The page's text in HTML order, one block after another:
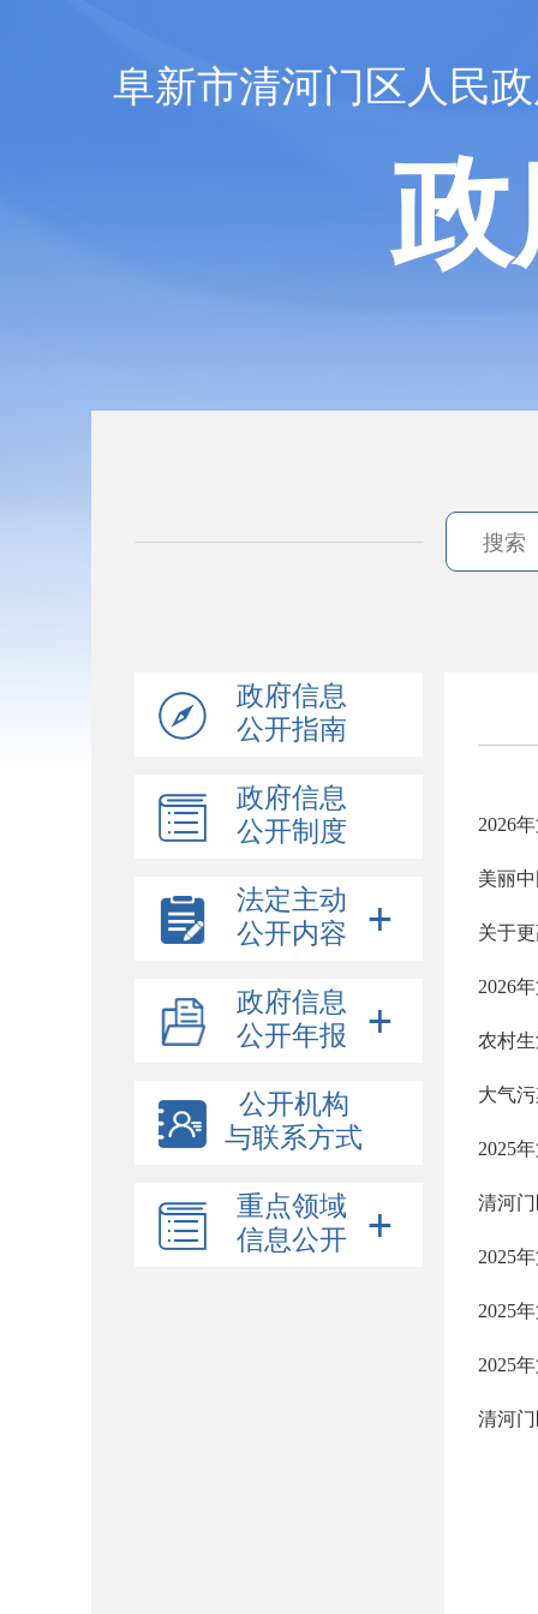
阜新市清河门区人民
政府信息
公开指南
政府信息
公开制度
法定主动
公开内容
政府信息
公开年报
公开机构
与联系方式
重点领域
信息公开
2026
美丽
关于
2026
农村
大气
2025
清河
2025
2025
2025
清河